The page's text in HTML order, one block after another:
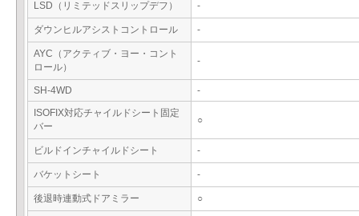
LSD（リミテッドスリップデフ） -
ダウンヒルアシストコントロール -
AYC（アクティブ・ヨー・コント
ロール）
-
SH-4WD
-
ISOFIX対応チャイルドシート固定
バー
○
ビルドインチャイルドシート -
バケットシート -
後退時連動式ドアミラー ○